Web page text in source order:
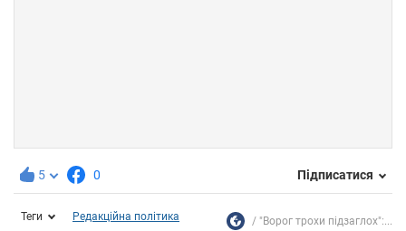
5 0 Підписатися
Теги Редакційна політика "Ворог трохи підзаглох":...